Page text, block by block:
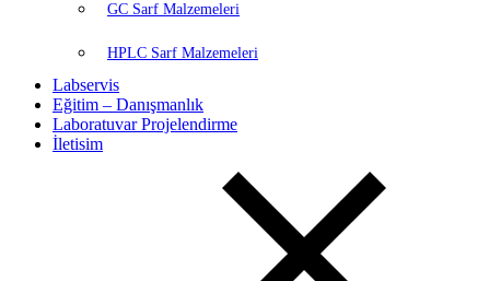
GC Sarf Malzemeleri
HPLC Sarf Malzemeleri
Labservis
Eğitim – Danışmanlık
Laboratuvar Projelendirme
İletisim